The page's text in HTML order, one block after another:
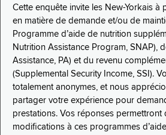
Cette enquête invite les New-Yorkais à
en matière de demande et/ou de
Programme d’aide de nutrition
Nutrition Assistance Program, SNAP),
Assistance, PA) et du revenu
(Supplemental Security Income, SSI).
totalement anonymes, et nous
partager votre expérience pour
prestations. Vos réponses permettront
modifications à ces programmes